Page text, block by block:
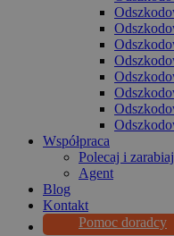
Współpraca
Polecaj i zarabiaj
Agent
Blog
Kontakt
Pomoc doradcy